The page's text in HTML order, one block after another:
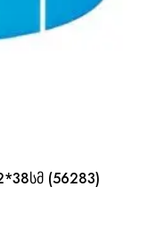
(56283)